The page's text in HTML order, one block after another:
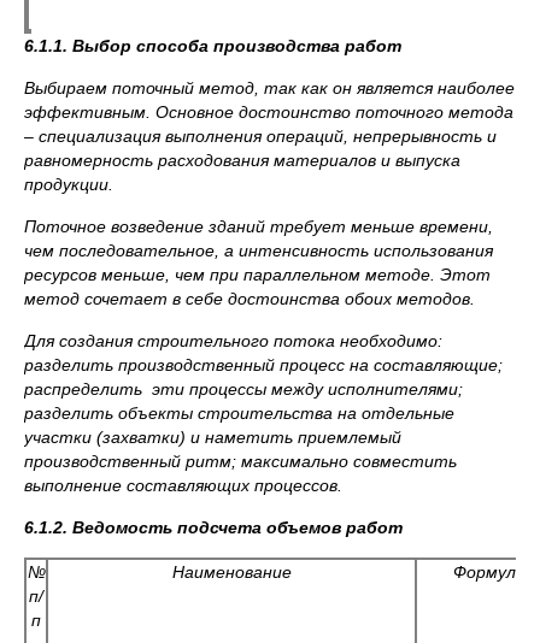
6.1.1. Выбор способа производства работ
Выбираем поточный метод, так как он является наиболее
эффективным. Основное достоинство поточного метода
– специализация выполнения операций, непрерывность и
равномерность расходования материалов и выпуска
продукции.
Поточное возведение зданий требует меньше времени,
чем последовательное, а интенсивность использования
ресурсов меньше, чем при параллельном методе. Этот
метод сочетает в себе достоинства обоих методов.
Для создания строительного потока необходимо:
разделить производственный процесс на составляющие;
распределить эти процессы между исполнителями;
разделить объекты строительства на отдельные
участки (захватки) и наметить приемлемый
производственный ритм; максимально совместить
выполнение составляющих процессов.
6.1.2. Ведомость подсчета объемов работ
№
п/
п
Наименование Формула